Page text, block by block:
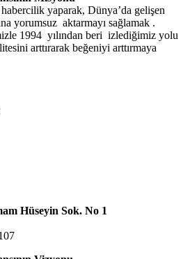
yaparak, Dünya’da gelişen
yorumsuz aktarmayı sağlamak .
1994 yılından beri izlediğimiz yolu
arttırarak beğeniyi arttırmaya
Hüseyin Sok. No 1